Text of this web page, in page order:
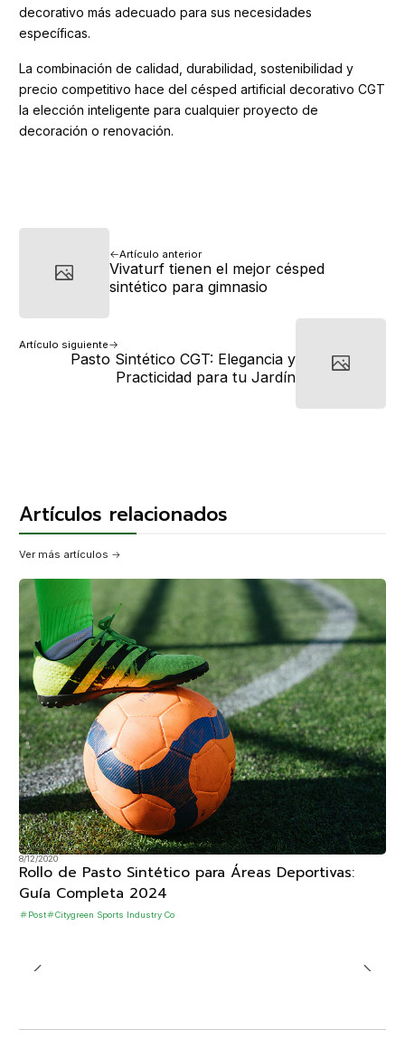
decorativo más adecuado para sus necesidades
específicas.
La combinación de calidad, durabilidad, sostenibilidad y
precio competitivo hace del césped artificial decorativo CGT
la elección inteligente para cualquier proyecto de
decoración o renovación.
Artículo anterior
Vivaturf tienen el mejor césped
sintético para gimnasio
Artículo siguiente
Pasto Sintético CGT: Elegancia y
Practicidad para tu Jardín
Artículos relacionados
Ver más artículos
8/12/2020
Rollo de Pasto Sintético para Áreas Deportivas:
Guía Completa 2024
Post Citygreen Sports Industry Co